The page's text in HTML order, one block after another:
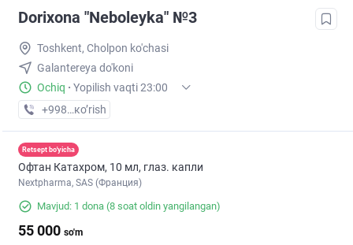
Dorixona "Neboleyka" №3
Toshkent, Cholpon ko'chasi
Galantereya do'koni
Ochiq · Yopilish vaqti 23:00
+998 (71) XXX-XX-XX
кo’rish
Retsept bo'yicha
Офтан Катахром, 10 мл, глаз. капли
Nextpharma, SAS (Франция)
Mavjud: 1 dona (8 soat oldin yangilangan)
55 000 so'm